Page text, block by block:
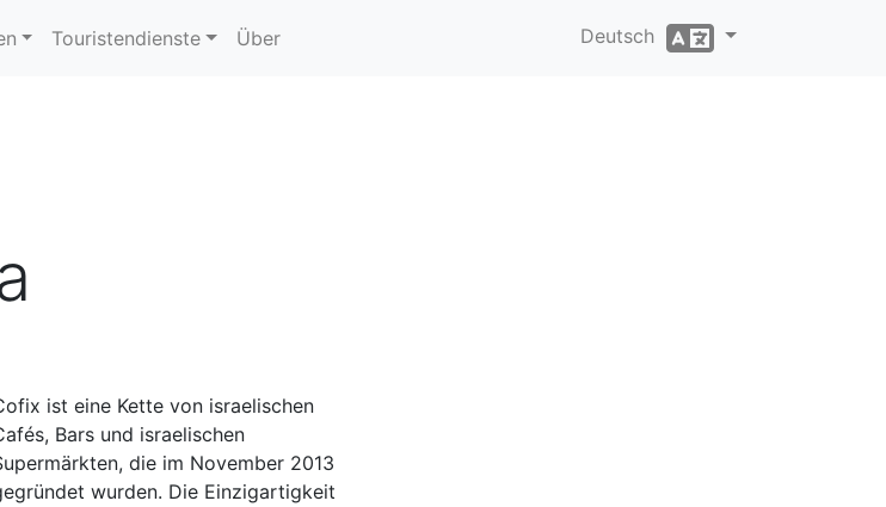
Touristendienste Über Deutsch
ist eine Kette von israelischen
Bars und israelischen
die im November 2013
wurden. Die Einzigartigkeit